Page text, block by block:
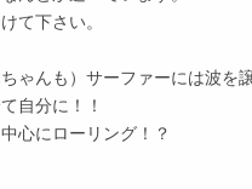
て下さい。
ゃんも）サーファーには波を
自分に！！
心にローリング！？